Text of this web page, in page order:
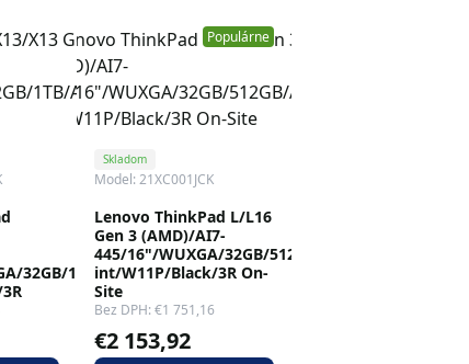
32GB/1TB/AMD
Populárne
Skladom
Model: 21XC001JCK
Lenovo ThinkPad L/L16
Gen 3 (AMD)/AI7-
445/16"/WUXGA/32GB/512GB/AMD
int/W11P/Black/3R On-
Site
Bez DPH: €1 751,16
€2 153,92